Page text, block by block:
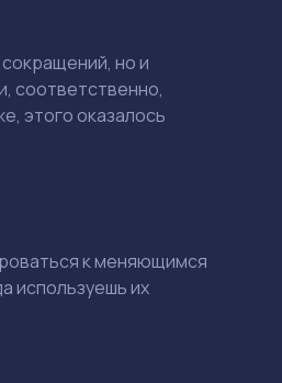
но и
соответственно,
этого оказалось
к меняющимся
используешь их